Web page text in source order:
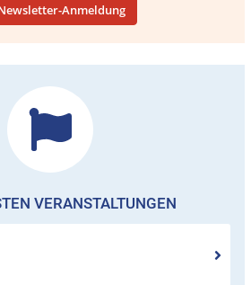
Anmeldung
VERANSTALTUNGEN